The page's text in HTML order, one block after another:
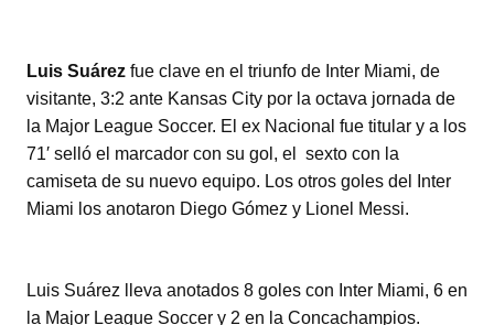
p
o
k
Luis Suárez fue clave en el triunfo de Inter Miami, de
visitante, 3:2 ante Kansas City por la octava jornada de
la Major League Soccer. El ex Nacional fue titular y a los
71′ selló el marcador con su gol, el sexto con la
camiseta de su nuevo equipo. Los otros goles del Inter
Miami los anotaron Diego Gómez y Lionel Messi.
Luis Suárez lleva anotados 8 goles con Inter Miami, 6 en
la Major League Soccer y 2 en la Concachampios.